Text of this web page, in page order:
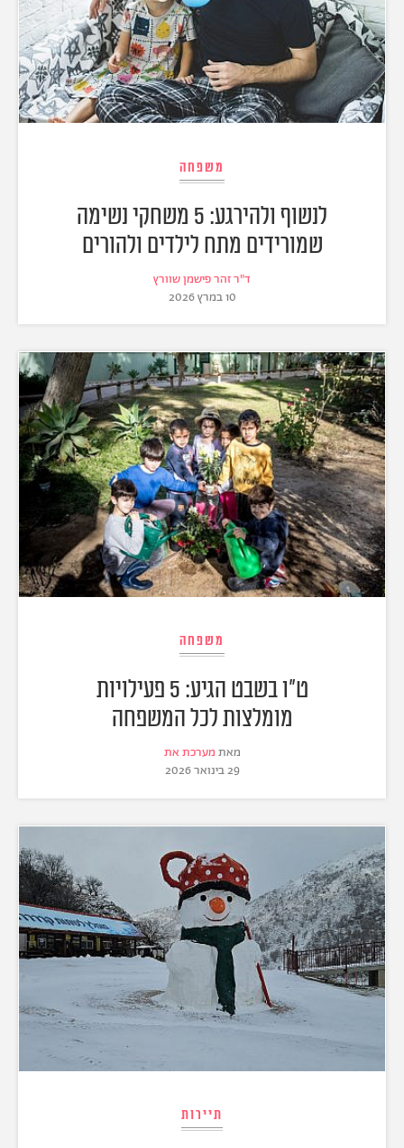
משפחה
לנשוף ולהירגע: 5 משחקי נשימה
שמורידים מתח לילדים ולהורים
ד"ר זהר פישמן שוורץ
10 במרץ 2026
משפחה
ט"ו בשבט הגיע: 5 פעילויות
מומלצות לכל המשפחה
מאת מערכת את
29 בינואר 2026
תיירות